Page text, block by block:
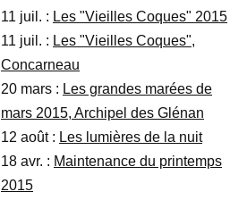
11 juil. : Les "Vieilles Coques" 2015
11 juil. : Les "Vieilles Coques",
Concarneau
20 mars : Les grandes marées de
mars 2015, Archipel des Glénan
12 août : Les lumières de la nuit
18 avr. : Maintenance du printemps
2015